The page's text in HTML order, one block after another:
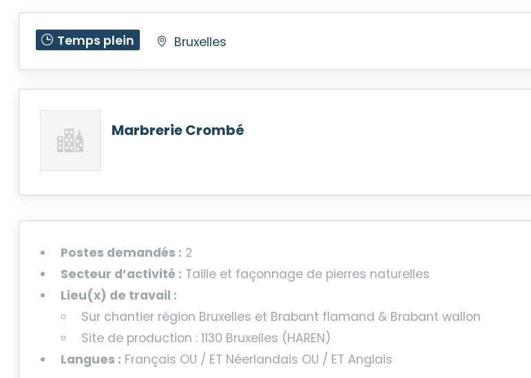
Temps plein Bruxelles
Marbrerie Crombé
Postes demandés : 2
Secteur d’activité : Taille et façonnage de pierres naturelles
Lieu(x) de travail :
Sur chantier région Bruxelles et Brabant flamand & Brabant wallon
Site de production : 1130 Bruxelles (HAREN)
Langues : Français OU / ET Néerlandais OU / ET Anglais